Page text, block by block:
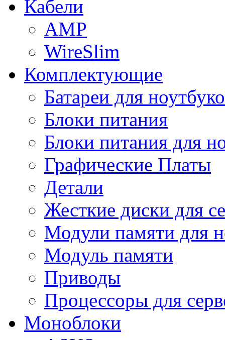
Кабели
AMP
WireSlim
Комплектующие
Батареи для
Блоки питания
Блоки питания для
Графические Платы
Детали
Жесткие диски для
Модули памяти для
Модуль памяти
Приводы
Процессоры для
Моноблоки